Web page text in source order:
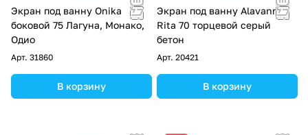
Экран под ванну Onika
боковой 75 Лагуна, Монако,
Одио
Арт. 31860
В корзину
Экран под ванну Alavann
Rita 70 торцевой серый
бетон
Арт. 20421
В корзину